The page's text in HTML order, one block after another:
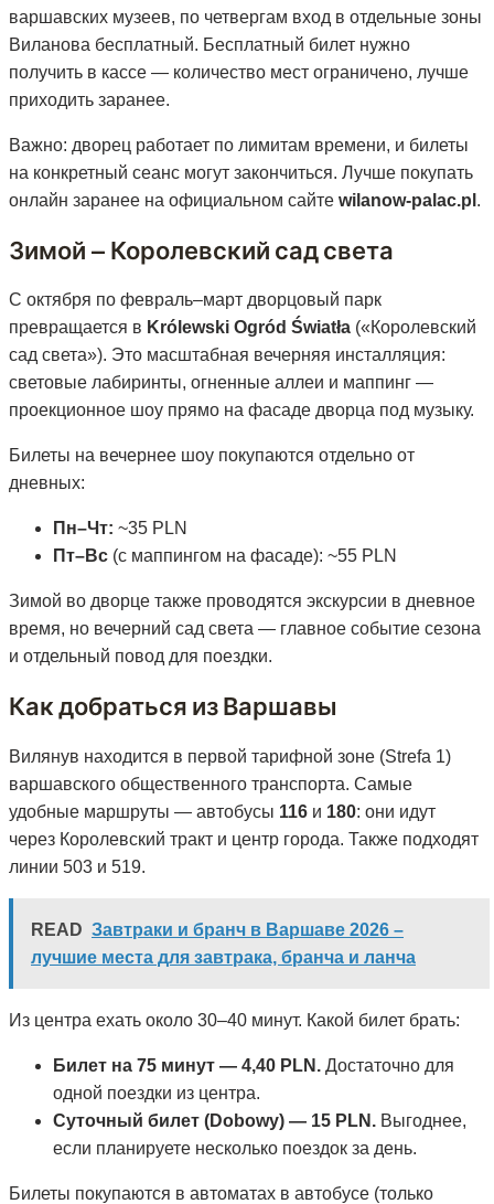
варшавских музеев, по четвергам вход в отдельные зоны
Виланова бесплатный. Бесплатный билет нужно
получить в кассе — количество мест ограничено, лучше
приходить заранее.
Важно: дворец работает по лимитам времени, и билеты
на конкретный сеанс могут закончиться. Лучше покупать
онлайн заранее на официальном сайте wilanow-palac.pl .
Зимой — Королевский сад света
С октября по февраль–март дворцовый парк
превращается в Królewski Ogród Światła («Королевский
сад света»). Это масштабная вечерняя инсталляция:
световые лабиринты, огненные аллеи и маппинг —
проекционное шоу прямо на фасаде дворца под музыку.
Билеты на вечернее шоу покупаются отдельно от
дневных:
Пн–Чт: ~35 PLN
Пт–Вс (с маппингом на фасаде): ~55 PLN
Зимой во дворце также проводятся экскурсии в дневное
время, но вечерний сад света — главное событие сезона
и отдельный повод для поездки.
Как добраться из Варшавы
Вилянув находится в первой тарифной зоне (Strefa 1)
варшавского общественного транспорта. Самые
удобные маршруты — автобусы 116 и 180: они идут
через Королевский тракт и центр города. Также подходят
линии 503 и 519.
READ Завтраки и бранч в Варшаве 2026 –
лучшие места для завтрака, бранча и ланча
Из центра ехать около 30–40 минут. Какой билет брать:
Билет на 75 минут — 4,40 PLN. Достаточно для
одной поездки из центра.
Суточный билет (Dobowy) — 15 PLN. Выгоднее,
если планируете несколько поездок за день.
Билеты покупаются в автоматах в автобусе (только